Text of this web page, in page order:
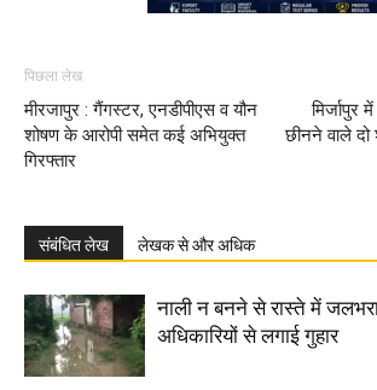
पिछला लेख
मीरजापुर : गैंगस्टर, एनडीपीएस व यौन
शोषण के आरोपी समेत कई अभियुक्त
गिरफ्तार
मिर्जापुर
छीनने वाले दो
संबंधित लेख लेखक से और अधिक
नाली न बनने से रास्ते में
अधिकारियों से लगाई गुहार